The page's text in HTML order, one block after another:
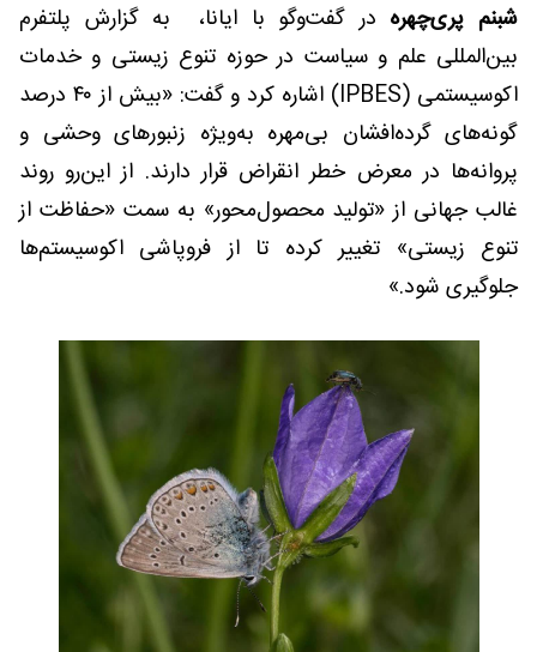
شبنم پری‌چهره در گفت‌و‌گو با ایانا، به گزارش‌ پلتفرم
بین‌المللی علم و سیاست در حوزه تنوع زیستی و خدمات
اکوسیستمی (IPBES) اشاره کرد و گفت: «بیش از ۴۰ درصد
گونه‌های گرده‌افشان بی‌مهره به‌ویژه زنبورهای وحشی و
پروانه‌ها در معرض خطر انقراض قرار دارند. از این‌رو روند
غالب جهانی از «تولید محصول‌محور» به سمت «حفاظت از
تنوع زیستی» تغییر کرده تا از فروپاشی اکوسیستم‌ها
جلوگیری شود.»